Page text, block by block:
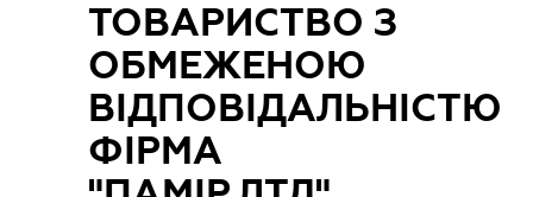
ТОВАРИСТВО З
ОБМЕЖЕНОЮ
ВІДПОВІДАЛЬНІСТЮ
ФІРМА